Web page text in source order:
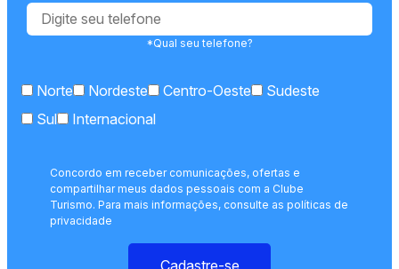
*Qual seu telefone?
Norte Nordeste Centro-Oeste
Sudeste
Sul
Internacional
Concordo em receber comunicações, ofertas e
compartilhar meus dados pessoais com a Clube
Turismo. Para mais informações, consulte as políticas de
privacidade
Cadastre-se